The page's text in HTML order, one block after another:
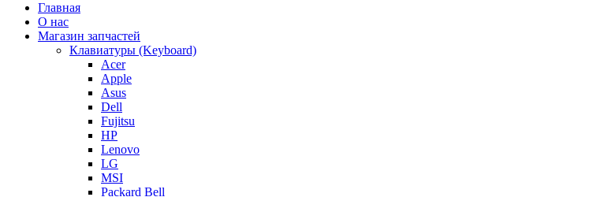
Главная
О нас
Магазин запчастей
Клавиатуры (Keyboard)
Acer
Apple
Asus
Dell
Fujitsu
HP
Lenovo
LG
MSI
Packard Bell